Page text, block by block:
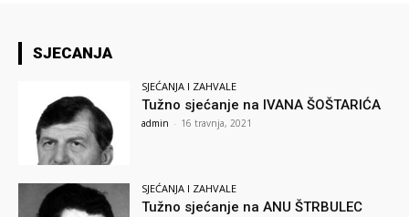
SJECANJA
SJEĆANJA I ZAHVALE
Tužno sjećanje na IVANA ŠOŠTARIĆA
admin - 16 travnja, 2021
SJEĆANJA I ZAHVALE
Tužno sjećanje na ANU ŠTRBULEC